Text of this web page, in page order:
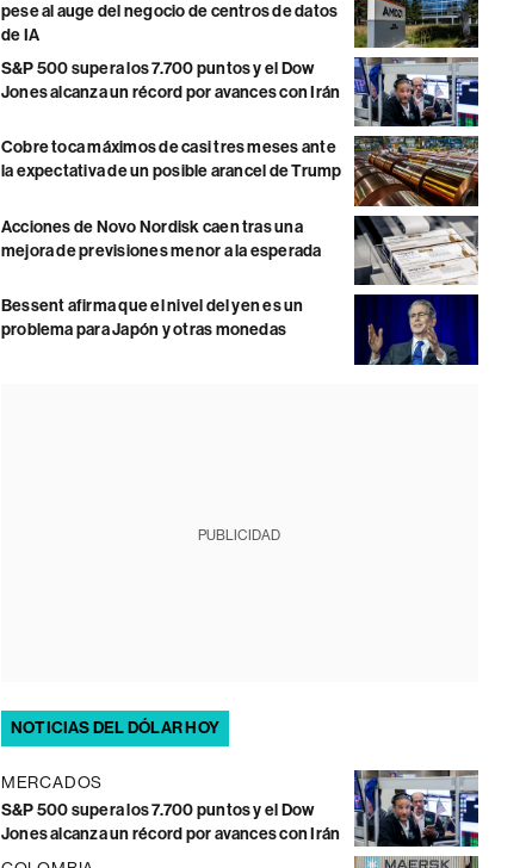
pese al auge del negocio de centros de datos
de IA
S&P 500 supera los 7.700 puntos y el Dow
Jones alcanza un récord por avances con Irán
Cobre toca máximos de casi tres meses ante
la expectativa de un posible arancel de Trump
Acciones de Novo Nordisk caen tras una
mejora de previsiones menor a la esperada
Bessent afirma que el nivel del yen es un
problema para Japón y otras monedas
PUBLICIDAD
NOTICIAS DEL DÓLAR HOY
MERCADOS
S&P 500 supera los 7.700 puntos y el Dow
Jones alcanza un récord por avances con Irán